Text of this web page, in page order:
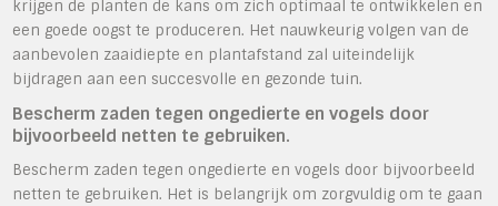
krijgen de planten de kans om zich optimaal te ontwikkelen en
een goede oogst te produceren. Het nauwkeurig volgen van de
aanbevolen zaaidiepte en plantafstand zal uiteindelijk
bijdragen aan een succesvolle en gezonde tuin.
Bescherm zaden tegen ongedierte en vogels door
bijvoorbeeld netten te gebruiken.
Bescherm zaden tegen ongedierte en vogels door bijvoorbeeld
netten te gebruiken. Het is belangrijk om zorgvuldig om te gaan